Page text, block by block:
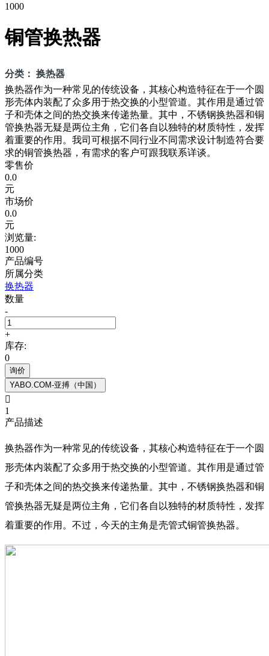
1000
铜管换热器
分类： 换热器
换热器作为一种常见的传统设备，其核心构造特征在于一个圆
形壳体内装配了众多用于热交换的小型管道。其作用是通过管
子和壳体之间的热交换来传递热量。其中，不锈钢换热器和铜
管换热器无疑是两位主角，它们各自以独特的材质特性，发挥
着重要的作用。我司可根据不同行业不同需求设计制造符合要
求的铜管换热器，有需求的客户可跟我联系详谈。
零售价
0.0
元
市场价
0.0
元
浏览量:
1000
产品编号
所属分类
换热器
数量
-
+
库存:
0
询价
YABO.COM-亚搏（中国）

1
产品描述
换热器作为一种常见的传统设备，其核心构造特征在于一个圆
形壳体内装配了众多用于热交换的小型管道。其作用是通过管
子和壳体之间的热交换来传递热量。其中，不锈钢换热器和铜
管换热器无疑是两位主角，它们各自以独特的材质特性，发挥
着重要的作用。不过，今天的主角是壳管式铜管换热器。